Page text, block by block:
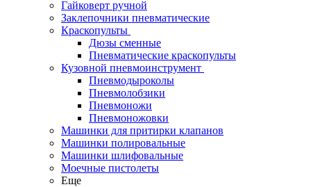
Гайковерт ручной
Заклепочники пневматические
Краскопульты
Дюзы сменные
Пневматические краскопульты
Кузовной пневмоинструмент
Пневмодыроколы
Пневмолобзики
Пневмоножи
Пневмоножовки
Машинки для притирки клапанов
Машинки полировальные
Машинки шлифовальные
Моечные пистолеты
Еще